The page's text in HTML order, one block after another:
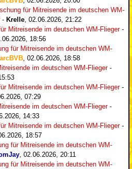
für Mitreisende im deutschen WM-
- Krelle 02.06.2026, 21:22
Mitreisende im deutschen WM-Flieger-
18:56
für Mitreisende im deutschen WM-
02.06.2026, 18:58
im deutschen WM-Flieger-
Mitreisende im deutschen WM-Flieger-
07:29
im deutschen WM-Flieger-
14:33
Mitreisende im deutschen WM-Flieger-
18:57
für Mitreisende im deutschen WM-
02.06.2026, 20:11
für Mitreisende im deutschen WM-